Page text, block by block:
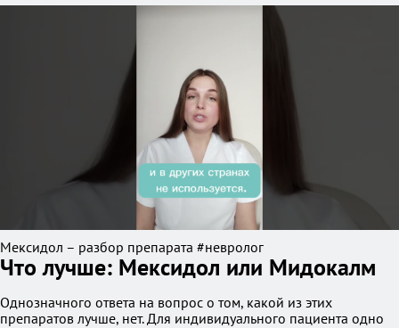
Мексидол – разбор препарата #невролог
Что лучше: Мексидол или Мидокалм
Однозначного ответа на вопрос о том, какой из этих
препаратов лучше, нет. Для индивидуального пациента одно